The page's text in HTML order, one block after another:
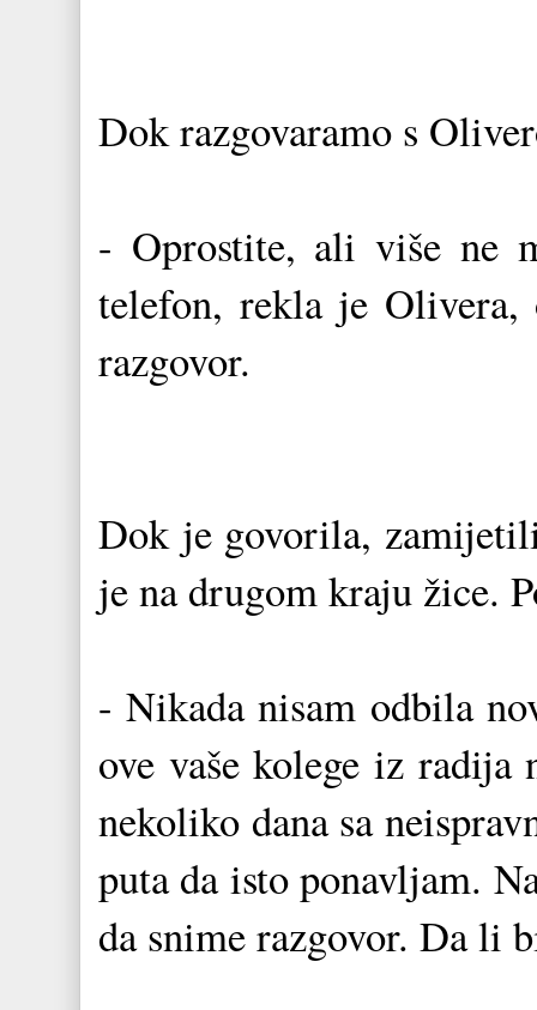
Dok razgovaramo s
- Oprostite, ali više ne
telefon, rekla je
razgovor.
Dok je govorila,
je na drugom kraju žice.
- Nikada nisam odbila
ove vaše kolege iz
nekoliko dana sa
puta da isto ponavljam.
da snime razgovor. Da li